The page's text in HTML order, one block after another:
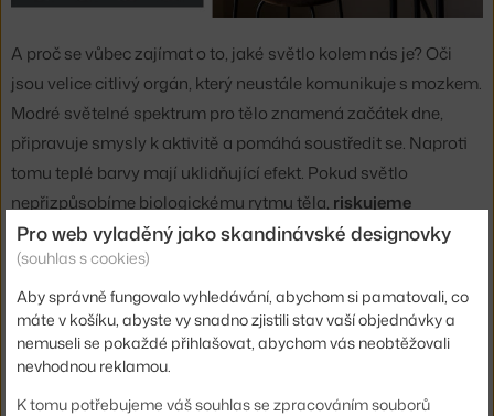
A proč se vůbec zajímat o to, jaké světlo kolem nás je? Oči
jsou velice citlivý orgán, který neustále komunikuje s mozkem.
Modré světelné spektrum pro tělo znamená začátek dne,
připravuje smysly k aktivitě a pomáhá soustředit se. Naproti
tomu teplé barvy mají uklidňující efekt. Pokud světlo
nepřizpůsobíme biologickému rytmu těla, riskujeme
vyčerpání, stres a v dlouhodobém měřítku i nemoc.
Pro web vyladěný jako skandinávské designovky
(souhlas s cookies)
Aby správně fungovalo vyhledávání, abychom si pamatovali, co
máte v košíku, abyste vy snadno zjistili stav vaší objednávky a
nemuseli se pokaždé přihlašovat, abychom vás neobtěžovali
nevhodnou reklamou.
K tomu potřebujeme váš souhlas se zpracováním souborů